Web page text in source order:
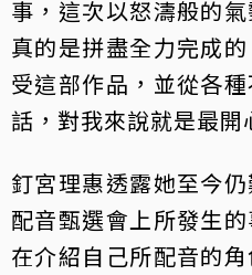
事，這次以怒濤般的
真的是拼盡全力完成
受這部作品，並從各
話，對我來說就是最開
釘宮理惠透露她至今仍
配音甄選會上所發生
在介紹自己所配音的